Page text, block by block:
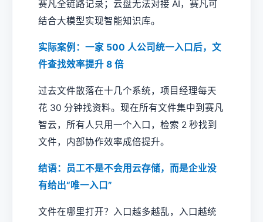
赛凡全链路记录；云盘无法对接 AI，赛凡可
结合大模型实现智能知识库。
实际案例：一家 500 人公司统一入口后，文
件查找效率提升 8 倍
过去文件散落在十几个系统，项目经理每天
花 30 分钟找资料。现在所有文件集中到赛凡
智云，所有人只用一个入口，检索 2 秒找到
文件，内部协作效率成倍提升。
结语：员工不是不会用云存储，而是企业没
有给出“唯一入口”
文件在哪里打开？入口越多越乱，入口越统